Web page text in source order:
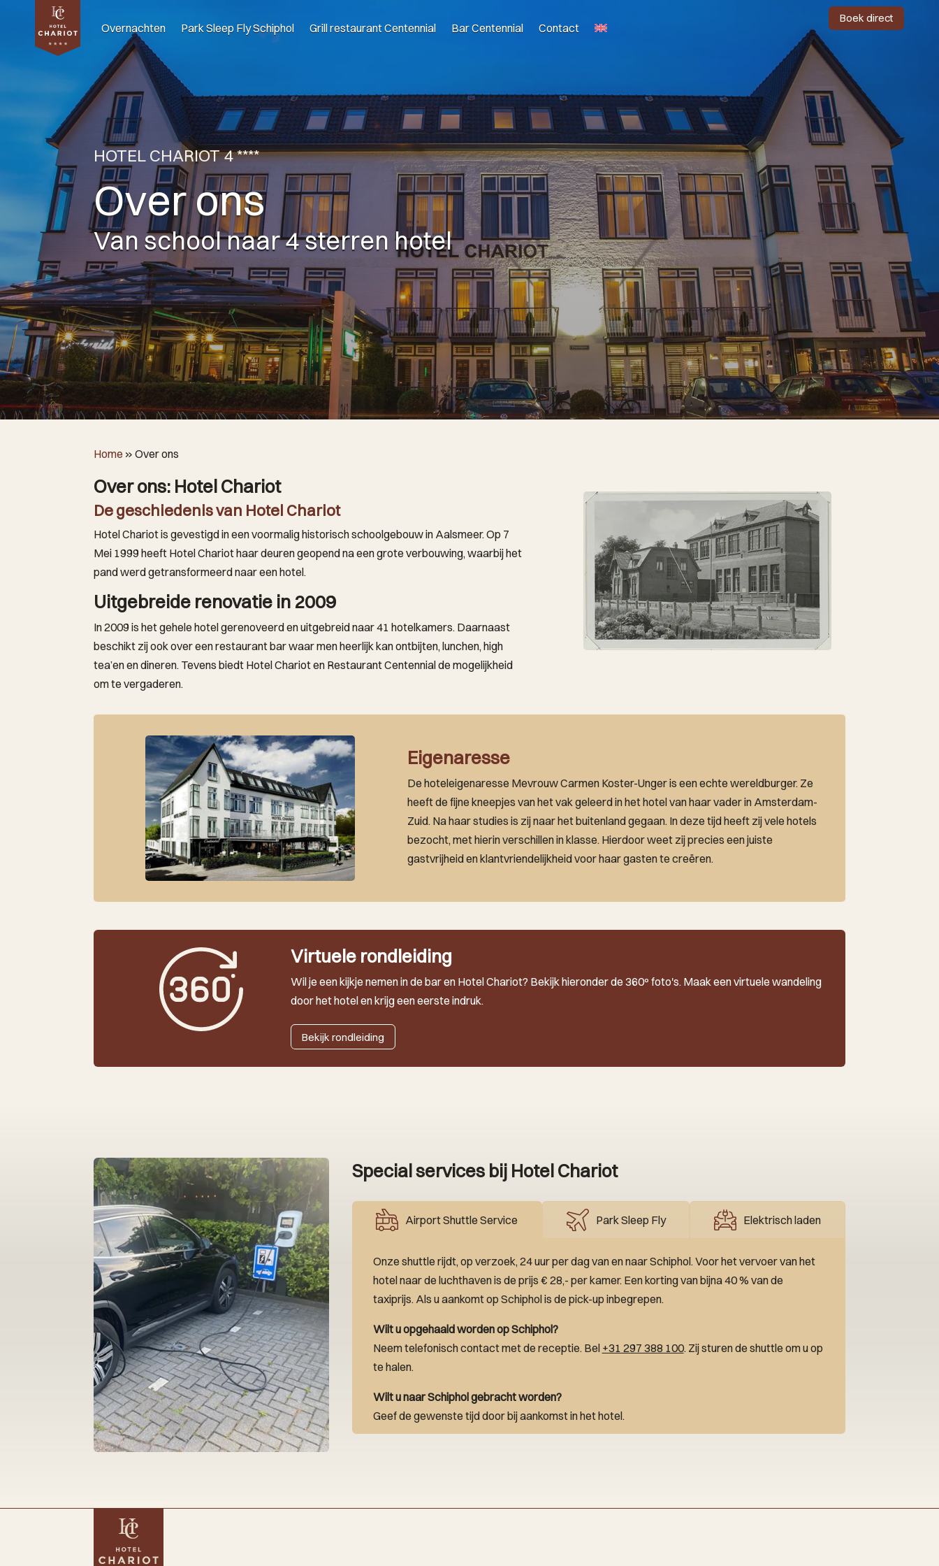
Overnachten Park Sleep Fly Schiphol Grill restaurant Centennial Bar Centennial Contact
Boek direct
HOTEL CHARIOT 4 ****
Over ons
Van school naar 4 sterren hotel
Home »Over ons
Over ons: Hotel Chariot
De geschiedenis van Hotel Chariot
Hotel Chariot is gevestigd in een voormalig historisch schoolgebouw in Aalsmeer. Op 7
Mei 1999 heeft Hotel Chariot haar deuren geopend na een grote verbouwing, waarbij het
pand werd getransformeerd naar een hotel.
Uitgebreide renovatie in 2009
In 2009 is het gehele hotel gerenoveerd en uitgebreid naar 41 hotelkamers. Daarnaast
beschikt zij ook over een restaurant bar waar men heerlijk kan ontbijten, lunchen, high
tea’en en dineren. Tevens biedt Hotel Chariot en Restaurant Centennial de mogelijkheid
om te vergaderen.
Eigenaresse
De hoteleigenaresse Mevrouw Carmen Koster-Unger is een echte wereldburger. Ze
heeft de fijne kneepjes van het vak geleerd in het hotel van haar vader in Amsterdam-
Zuid. Na haar studies is zij naar het buitenland gegaan. In deze tijd heeft zij vele hotels
bezocht, met hierin verschillen in klasse. Hierdoor weet zij precies een juiste
gastvrijheid en klantvriendelijkheid voor haar gasten te creëren.
Virtuele rondleiding
Wil je een kijkje nemen in de bar en Hotel Chariot? Bekijk hieronder de 360º foto's. Maak een virtuele wandeling
door het hotel en krijg een eerste indruk.
Bekijk rondleiding
Special services bij Hotel Chariot
Airport Shuttle Service Park Sleep Fly Elektrisch laden
Onze shuttle rijdt, op verzoek, 24 uur per dag van en naar Schiphol. Voor het vervoer van het
hotel naar de luchthaven is de prijs € 28,- per kamer. Een korting van bijna 40 % van de
taxiprijs. Als u aankomt op Schiphol is de pick-up inbegrepen.
Wilt u opgehaald worden op Schiphol?
Neem telefonisch contact met de receptie. Bel +31 297 388 100. Zij sturen de shuttle om u op
te halen.
Wilt u naar Schiphol gebracht worden?
Geef de gewenste tijd door bij aankomst in het hotel.